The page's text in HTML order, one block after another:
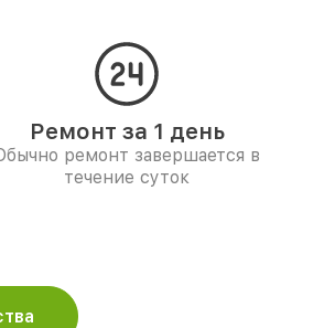
Ремонт за 1 день
ремонт завершается в
течение суток